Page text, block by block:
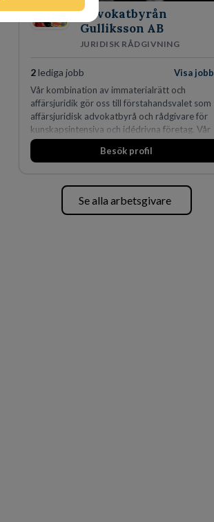
Advokatbyrån
Gulliksson AB
JURIDISK RÅDGIVNING
2 lediga jobb
Visa jobb
Vår kombination av immaterialrätt och
affärsjuridik gör oss till förstahandsvalet som
affärsjuridisk advokatbyrå och rådgivare för
kunskapsintensiva och idédrivna företag. Vår
expertis inom IP-tillgångar har gett oss en
marknadsledande position. Våra klienter väljer
företagets viktigaste tillgångar.
Besök profil
Se alla arbetsgivare